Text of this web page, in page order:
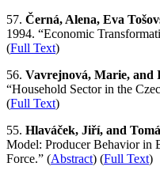
57. Černá, Alena, Eva
1994. “Economic
(Full Text)
56. Vavrejnová, Marie, and
“Household Sector in the
(Full Text)
55. Hlaváček, Jiří, and
Model: Producer Behavior in
Force.” (Abstract) (Full Text)